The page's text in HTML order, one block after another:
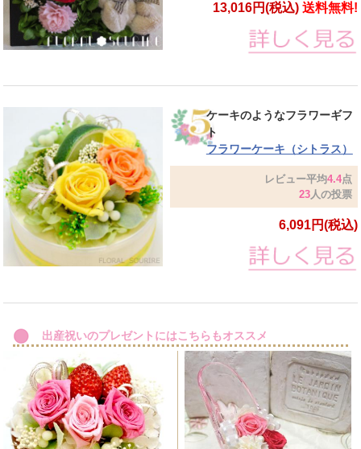
13,016円(税込) 送料無料!
ケーキのようなフラワーギフ
ト
フラワーケーキ（シトラス）
レビュー平均4.4点
23人の投票
6,091円(税込)
出産祝いのプレゼントにはこちらもオススメ